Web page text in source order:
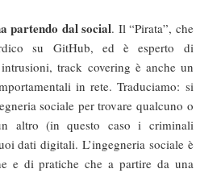
partendo dal social. Il “Pirata”, che
su GitHub, ed è esperto di
track covering è anche un
in rete. Traduciamo: si
sociale per trovare qualcuno o
altro (in questo caso i criminali
dati digitali. L’ingegneria sociale è
e di pratiche che a partire da una